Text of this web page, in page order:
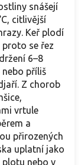
snášejí
citlivější
Keř plodí
se řez
6–8
příliš
Z chorob
vrtule
a
přirozených
uplatní jako
plotu nebo v